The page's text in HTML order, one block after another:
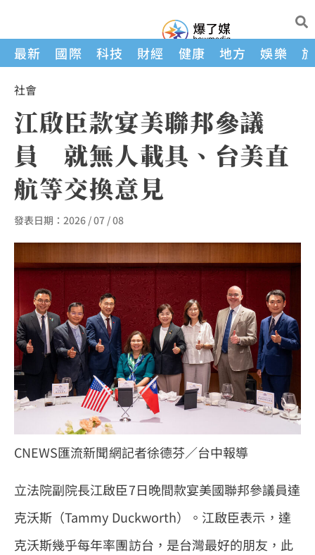
最新 國際 科技 財經 健康 地方 娛樂
社會
江啟臣款宴美聯邦參議
員 就無人載具、台美直
航等交換意見
發表日期： 2026 / 07 / 08
CNEWS匯流新聞網記者徐德芬／台中報導
立法院副院長江啟臣7日晚間款宴美國聯邦參議員達
克沃斯（Tammy Duckworth）。江啟臣表示，達
克沃斯幾乎每年率團訪台，是台灣最好的朋友，此